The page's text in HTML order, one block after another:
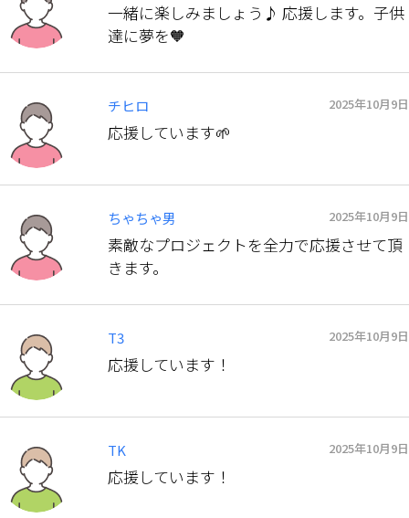
一緒に楽しみましょう♪ 応援します。子供
達に夢を🧡
チヒロ 2025年10月9日
応援しています🌱
ちゃちゃ男 2025年10月9日
素敵なプロジェクトを全力で応援させて頂
きます。
T3 2025年10月9日
応援しています！
TK 2025年10月9日
応援しています！